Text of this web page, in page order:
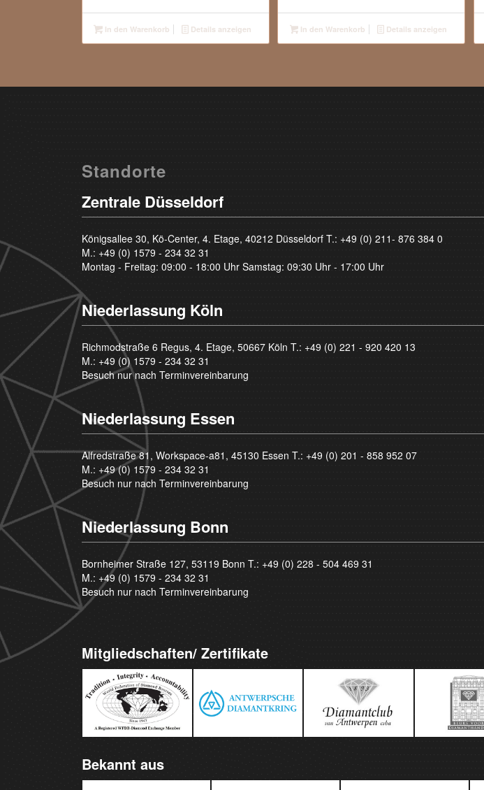
In den Warenkorb Details anzeigen In den Warenkorb Details anzeigen
Standorte
Zentrale Düsseldorf
Königsallee 30, Kö-Center, 4. Etage, 40212 Düsseldorf T.: +49 (0) 211- 876 384 0
M.: +49 (0) 1579 - 234 32 31
Montag - Freitag: 09:00 - 18:00 Uhr Samstag: 09:30 Uhr - 17:00 Uhr
Niederlassung Köln
Richmodstraße 6 Regus, 4. Etage, 50667 Köln T.: +49 (0) 221 - 920 420 13
M.: +49 (0) 1579 - 234 32 31
Besuch nur nach Terminvereinbarung
Niederlassung Essen
Alfredstraße 81, Workspace-a81, 45130 Essen T.: +49 (0) 201 - 858 952 07
M.: +49 (0) 1579 - 234 32 31
Besuch nur nach Terminvereinbarung
Niederlassung Bonn
Bornheimer Straße 127, 53119 Bonn T.: +49 (0) 228 - 504 469 31
M.: +49 (0) 1579 - 234 32 31
Besuch nur nach Terminvereinbarung
Mitgliedschaften/ Zertifikate
Bekannt aus